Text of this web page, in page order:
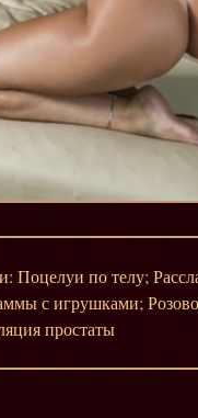
Поцелуи по телу;
с игрушками;
простаты